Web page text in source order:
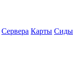
Сервера Карты Сиды